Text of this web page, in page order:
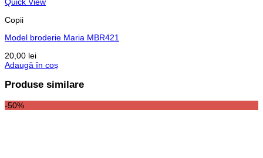
Quick View
Copii
Model broderie Maria MBR421
20,00 lei
Adaugă în coș
Produse similare
-50%